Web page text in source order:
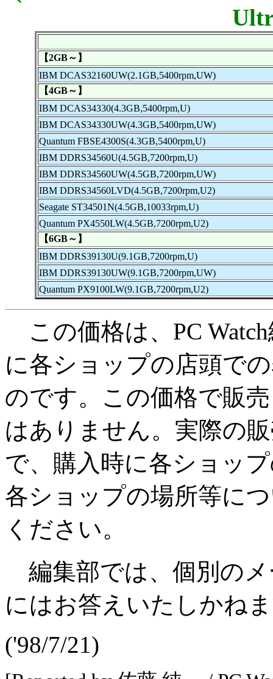
【2GB～】
IBM DCAS32160UW(2.1GB,5400rpm,UW)
【4GB～】
IBM DCAS34330(4.3GB,5400rpm,U)
IBM DCAS34330UW(4.3GB,5400rpm,UW)
Quantum FBSE4300S(4.3GB,5400rpm,U)
IBM DDRS34560U(4.5GB,7200rpm,U)
IBM DDRS34560UW(4.5GB,7200rpm,UW)
IBM DDRS34560LVD(4.5GB,7200rpm,U2)
Seagate ST34501N(4.5GB,10033rpm,U)
Quantum PX4550LW(4.5GB,7200rpm,U2)
【6GB～】
IBM DDRS39130U(9.1GB,7200rpm,U)
IBM DDRS39130UW(9.1GB,7200rpm,UW)
Quantum PX9100LW(9.1GB,7200rpm,U2)
この価格は、PC
に各ショップの店頭で
のです。この価格で販
はありません。実際の
で、購入時に各ショッ
各ショップの場所等に
ください。
編集部では、個別の
にはお答えいたしかね
('98/7/21)